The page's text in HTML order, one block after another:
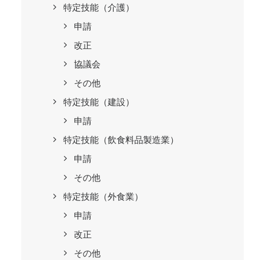
特定技能（介護）
申請
改正
協議会
その他
特定技能（建設）
申請
特定技能（飲食料品製造業）
申請
その他
特定技能（外食業）
申請
改正
その他